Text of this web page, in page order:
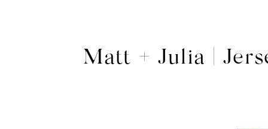
Matt + Julia |